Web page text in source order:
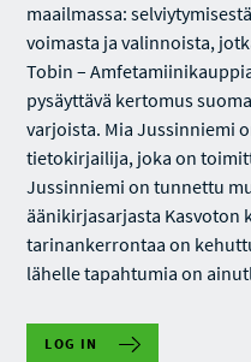
maailmassa:
voimasta ja valinnoista,
Tobin –
pysäyttävä kertomus
varjoista. Mia Jussinniemi
tietokirjailija, joka on
Jussinniemi on tunnettu
äänikirjasarjasta Kasvoton
tarinankerrontaa on
lähelle tapahtumia on
LOG IN